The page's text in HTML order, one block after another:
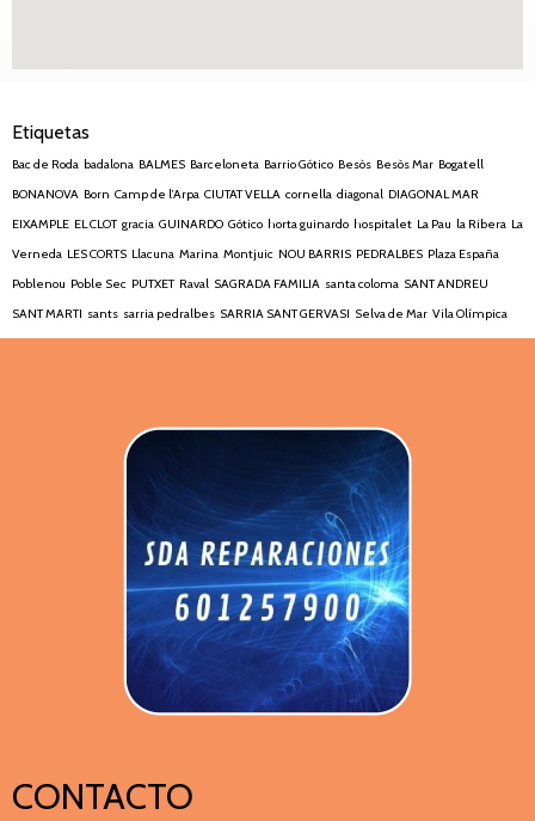
Etiquetas
Bac de Roda badalona BALMES Barceloneta Barrio Gótico Besòs Besòs Mar Bogatell
BONANOVA Born Camp de l’Arpa CIUTAT VELLA cornella diagonal DIAGONAL MAR
EIXAMPLE EL CLOT gracia GUINARDO Gótico horta guinardo hospitalet La Pau la Ribera La
Verneda LES CORTS Llacuna Marina Montjuic NOU BARRIS PEDRALBES Plaza España
Poblenou Poble Sec PUTXET Raval SAGRADA FAMILIA santa coloma SANT ANDREU
SANT MARTI sants sarria pedralbes SARRIA SANT GERVASI Selva de Mar Vila Olímpica
CONTACTO